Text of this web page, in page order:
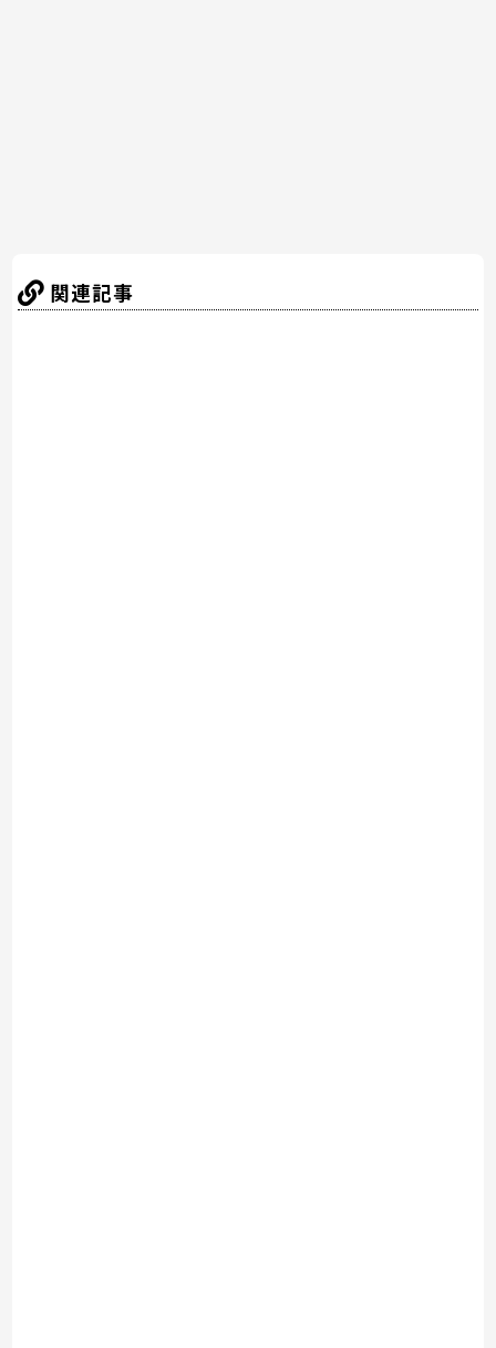
関連記事